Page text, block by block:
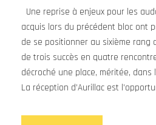
Une reprise à enjeux pour les
acquis lors du précédent bloc ont
de se positionner au sixième rang
de trois succès en quatre
décroché une place, méritée,
La réception d’Aurillac est